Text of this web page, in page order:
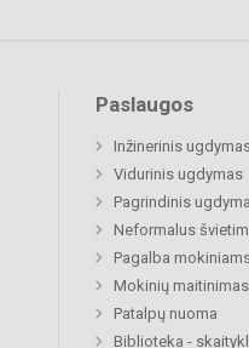
Paslaugos
Inžinerinis
Vidurinis ugdymas
Pagrindinis
Neformalus
Pagalba
Mokinių maitinimas
Patalpų nuoma
Biblioteka -